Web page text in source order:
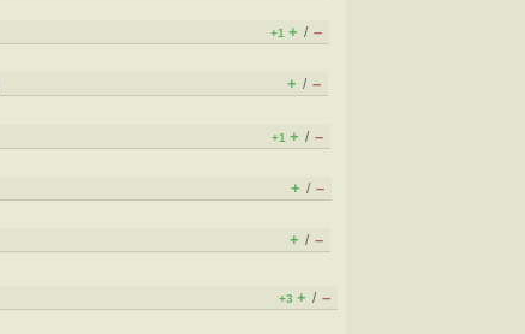
+1 + / –
+ / –
+1 + / –
+ / –
+ / –
+3 + / –